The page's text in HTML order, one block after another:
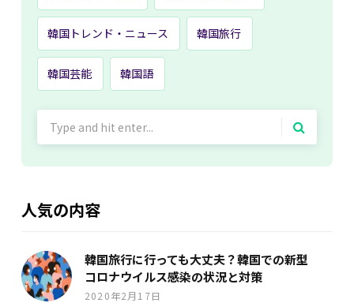
韓国トレンド・ニュース 韓国旅行
韓国芸能 韓国語
人気の内容
韓国旅行に行っても大丈夫？韓国での新型
コロナウイルス感染の状況と対策
2020年2月17日